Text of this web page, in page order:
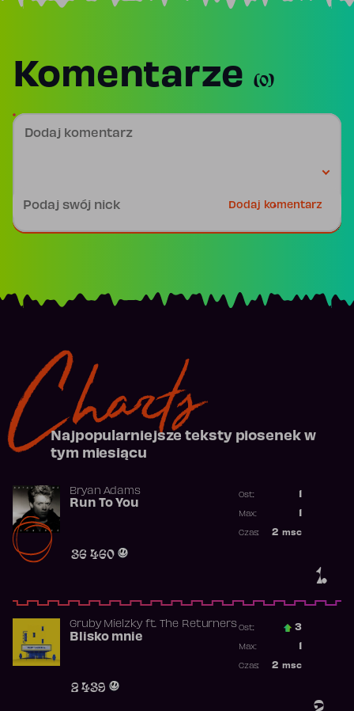
Komentarze (0)
Dodaj komentarz
Podpis
Dodaj komentarz
Charts
Najpopularniejsze teksty piosenek w
tym miesiącu
1.
Bryan Adams
Run To You
36 460
Ost.:
Max:
2 msc
Czas:
Gruby Mielzkyft. The Returners
Blisko mnie
2 439
Ost.: 3
Max:
2 msc
Czas: